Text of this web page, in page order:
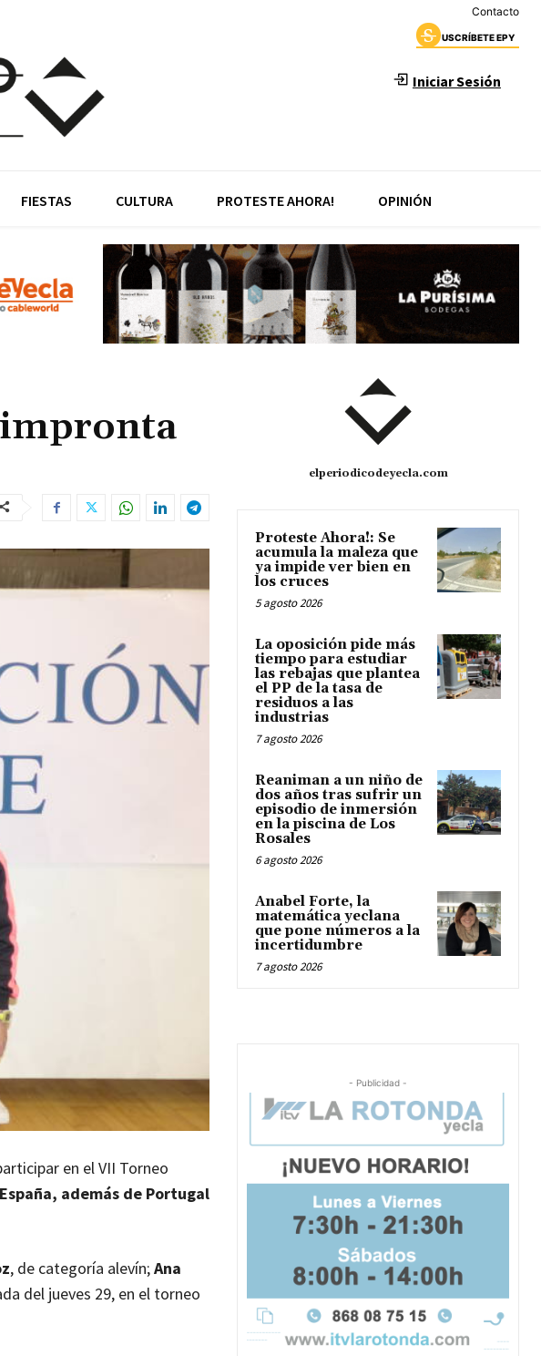
Contacto
USCRÍBETE EPY
Iniciar Sesión
FIESTAS CULTURA PROTESTE AHORA! OPINIÓN
impronta
en el VII Torneo
además de Portugal
, de categoría alevín;Ana
del jueves 29, en el torneo
elperiodicodeyecla.com
Proteste Ahora!: Se
acumula la maleza que
ya impide ver bien en
los cruces
5 agosto 2026
La oposición pide más
tiempo para estudiar
las rebajas que plantea
el PP de la tasa de
residuos a las
industrias
7 agosto 2026
Reaniman a un niño de
dos años tras sufrir un
episodio de inmersión
en la piscina de Los
Rosales
6 agosto 2026
Anabel Forte, la
matemática yeclana
que pone números a la
incertidumbre
7 agosto 2026
- Publicidad -